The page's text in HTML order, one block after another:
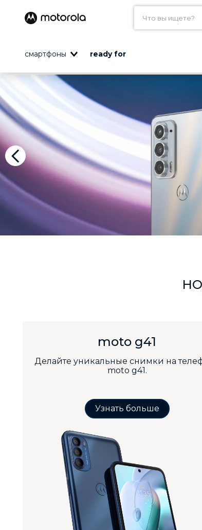
смартфоны ready for
moto g41
Делайте уникальные снимки на
moto g41.
Узнать больше